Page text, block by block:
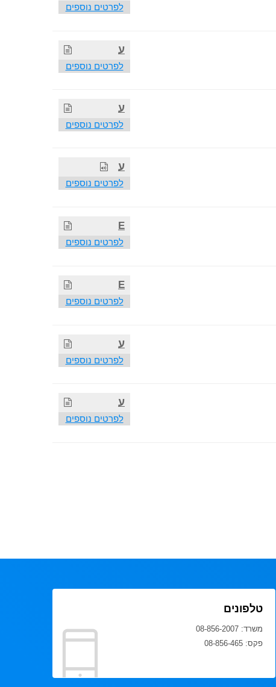
לפרטים נוספים
ע
לפרטים נוספים
ע
לפרטים נוספים
ע
לפרטים נוספים
E
לפרטים נוספים
E
לפרטים נוספים
ע
לפרטים נוספים
ע
לפרטים נוספים
טלפונים
משרד: 08-856-2007
פקס: 08-856-465